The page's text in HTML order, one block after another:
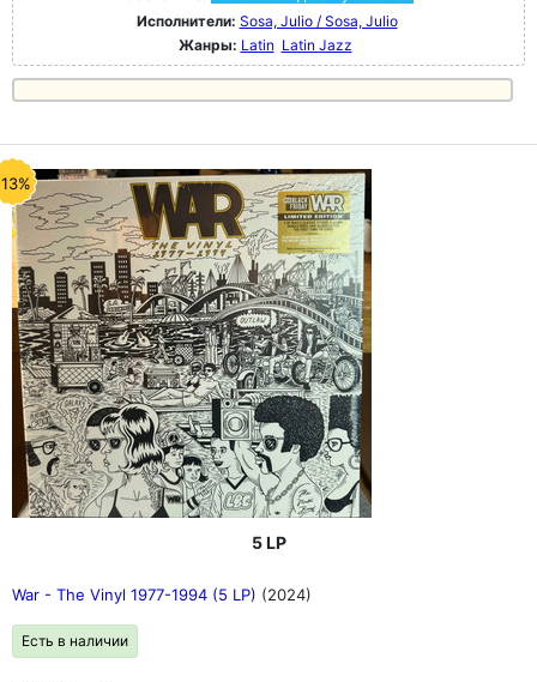
Исполнители: Sosa, Julio / Sosa, Julio
Жанры: Latin Latin Jazz
5 LP
War - The Vinyl 1977-1994 (5 LP) (2024)
Есть в наличии